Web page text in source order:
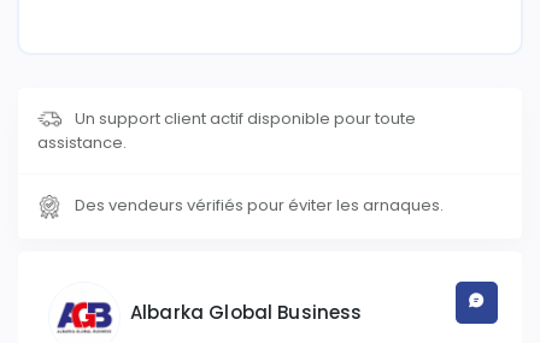
Un support client actif disponible pour toute
assistance.
Des vendeurs vérifiés pour éviter les arnaques.
Albarka Global Business